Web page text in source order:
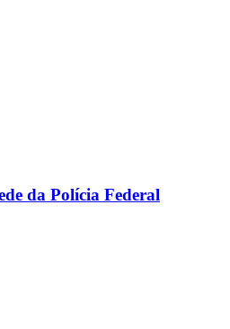
da Polícia Federal